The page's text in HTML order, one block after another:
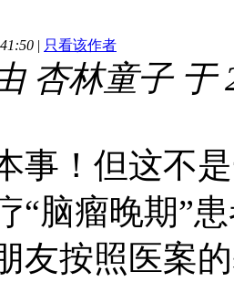
| 只看该作者
杏林童子 于
事！但这不
“脑瘤晚期”
友按照医案